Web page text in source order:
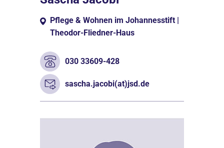
Pflege & Wohnen im Johannesstift |
Theodor-Fliedner-Haus
030 33609-428
sascha.jacobi(at)jsd.de